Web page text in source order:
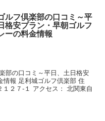
ルフ倶楽部の口コミ～平
格安プラン・早朝ゴルフ
ーの料金情報
部の口コミ～平日、土日格安
情報 足利城ゴルフ倶楽部 住
２７-１ アクセス： 北関東自